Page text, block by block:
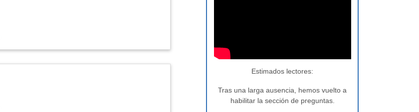
Estimados lectores:
Tras una larga ausencia, hemos vuelto a
habilitar la sección de preguntas.